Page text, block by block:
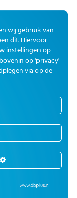
Ototol
op
wij gebruik van
dit. Hiervoor
instellingen op
op 'privacy'
via op de